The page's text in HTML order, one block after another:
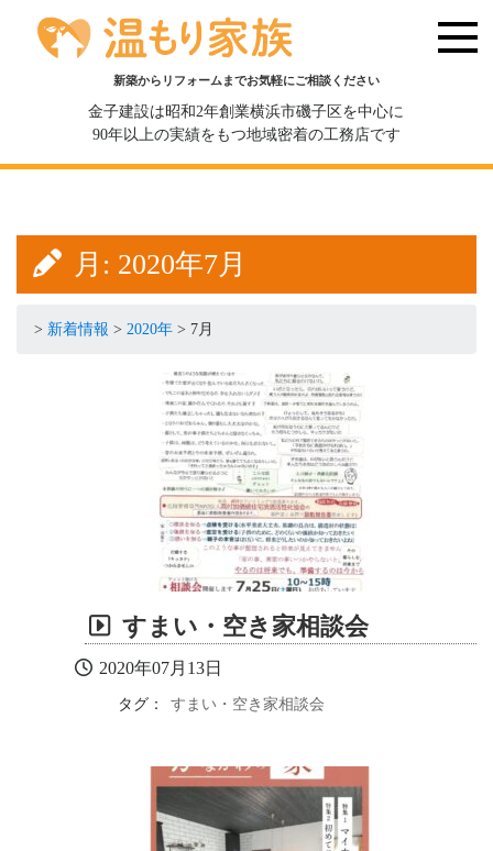
新築からリフォームまでお気軽にご相談ください
金子建設は昭和2年創業横浜市磯子区を中心に
90年以上の実績をもつ地域密着の工務店です
月: 2020年7月
> 新着情報 > 2020年 > 7月
すまい・空き家相談会
2020年07月13日
タグ： すまい・空き家相談会